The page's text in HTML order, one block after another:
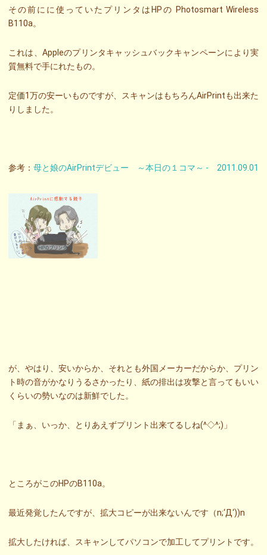
その前にに使っていたプリンタはHPの Photosmart Wireless
B110a。
これは、Appleのプリンタキャッシュバックキャンペーンにより実
質無料で手にれたもの。
定価1万の安ーいものですが、スキャンはもちろんAirPrintも出来た
りしました。
参考： 母と娘のAirPrintデビュー ～本日の１コマ～ - 2011.09.01
が、やはり、安いからか、それとも外国メーカーだからか、プリン
ト時の音がかなりうるさかったり、紙の排出は攻撃と言ってもいい
くらいの勢いなのは新鮮でした。
「まぁ、いっか、とりあえずプリント出来てるしね(^◇^;)」
ところがこのHPのB110a。
最近発覚したんですが、拡大コピーが出来ないんです（n;‘Д‘))n
拡大したければ、スキャンしてパソコンで加工してプリントです。